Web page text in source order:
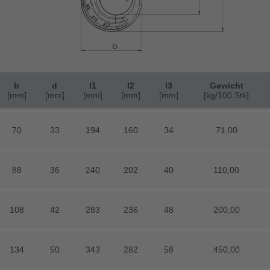
[mm] [mm] [mm] [mm] [mm] [kg/100 Stk]
70 33 194 160 34 71,00
88 36 240 202 40 110,00
108 42 283 236 48 200,00
134 50 343 282 58 450,00
b
[mm]
d
[mm]
l1
[mm]
l2
[mm]
l3
[mm]
Gewicht
[kg/100 Stk]
70 33 194 160 34 71,00
88 36 240 202 40 110,00
108 42 283 236 48 200,00
134 50 343 282 58 450,00